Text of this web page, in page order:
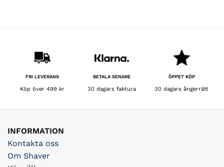
FRI LEVERANS
Köp över 499 kr
BETALA SENARE
30 dagars faktura
ÖPPET KÖP
30 dagars ångerrätt
INFORMATION
Kontakta oss
Om Shaver